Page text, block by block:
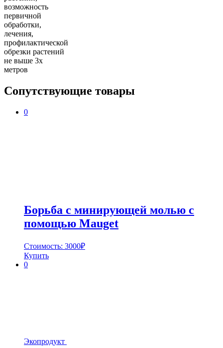
возможность
первичной
обработки,
лечения,
профилактической
обрезки растений
не выше 3х
метров
Сопутствующие товары
0
Борьба с минирующей молью с
помощью Mauget
Стоимость: 3000₽
Купить
0
Экопродукт